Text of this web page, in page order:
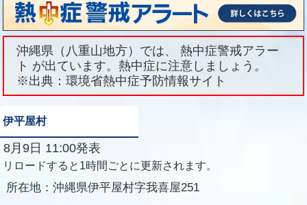
沖縄県（八重山地方）では、 熱中症警戒アラー
ト が出ています。熱中症に注意しましょう。
※出典：環境省熱中症予防情報サイト
伊平屋村
8月9日 11:00発表
リロードすると1時間ごとに更新されます。
所在地： 沖縄県伊平屋村字我喜屋251